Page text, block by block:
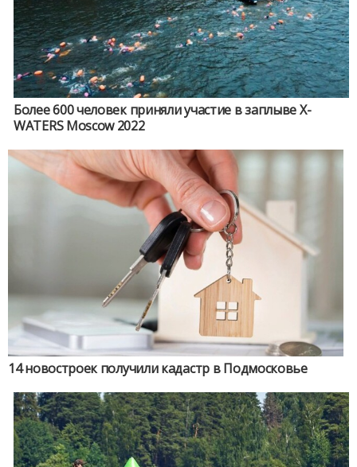
Более 600 человек приняли участие в заплыве X-
WATERS Moscow 2022
14 новостроек получили кадастр в Подмосковье